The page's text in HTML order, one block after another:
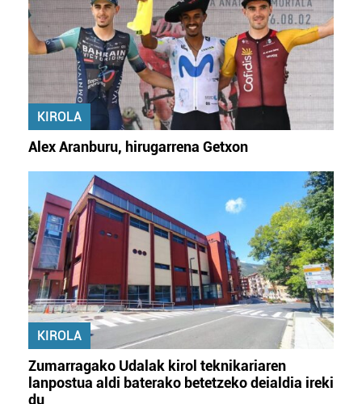
KIROLA
Alex Aranburu, hirugarrena Getxon
KIROLA
Zumarragako Udalak kirol teknikariaren
lanpostua aldi baterako betetzeko deialdia ireki
du